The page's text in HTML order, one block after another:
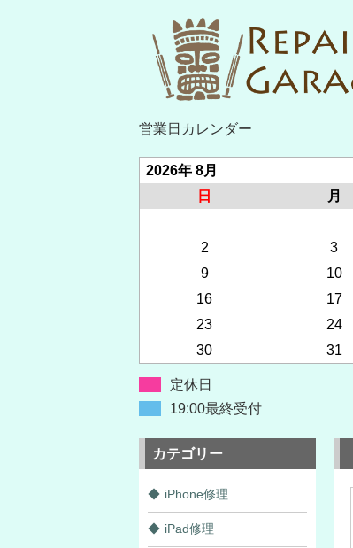
営業日カレンダー
2026年 8月
日
月
2
3
9
10
16
17
23
24
30
31
定休日
19:00最終受付
カテゴリー
iPhone修理
iPad修理